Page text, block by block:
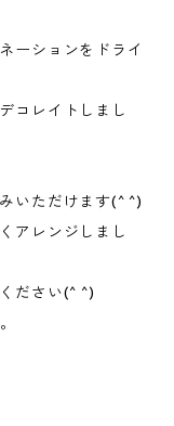
ーションをドライ
コレイトしまし
いただけます(^ ^)
アレンジしまし
ださい(^ ^)